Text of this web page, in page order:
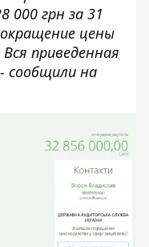
000 грн за 31
цены
приведенная
сообщили на